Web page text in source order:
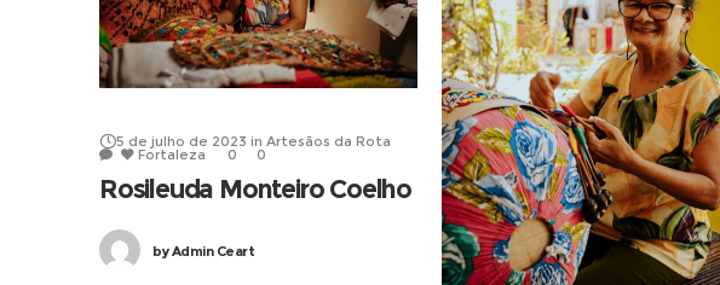
5 de julho de 2023 in Artesãos da Rota
Fortaleza 0 0
Rosileuda Monteiro Coelho
byAdmin Ceart